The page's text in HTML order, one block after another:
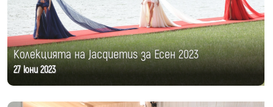
Колекцията на Jacquemus за Есен 2023
27 юни 2023